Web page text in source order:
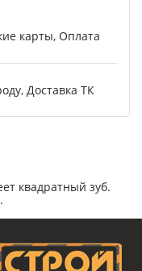
карты, Оплата
Доставка ТК
квадратный зуб.